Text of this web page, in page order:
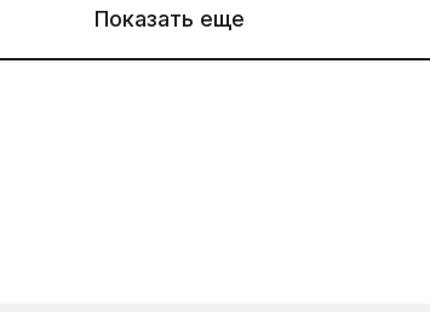
Показать еще